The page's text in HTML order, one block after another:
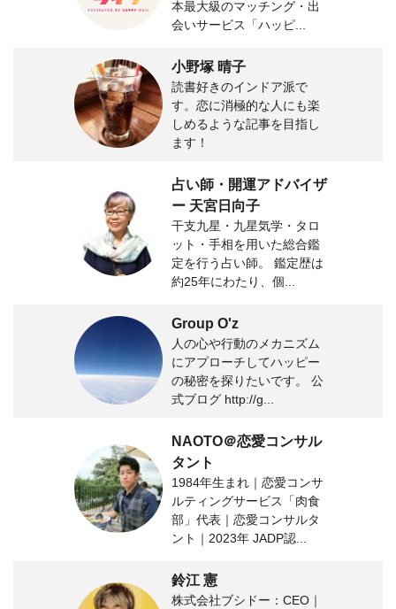
本最大級のマッチング・出
会いサービス「ハッピ...
小野塚 晴子
読書好きのインドア派で
す。恋に消極的な人にも楽
しめるような記事を目指し
ます！
占い師・開運アドバイザ
ー 天宮日向子
干支九星・九星気学・タロ
ット・手相を用いた総合鑑
定を行う占い師。 鑑定歴は
約25年にわたり、個...
Group O'z
人の心や行動のメカニズム
にアプローチしてハッピー
の秘密を探りたいです。 公
式ブログ http://g...
NAOTO＠恋愛コンサル
タント
1984年生まれ｜恋愛コンサ
ルティングサービス「肉食
部」代表｜恋愛コンサルタ
ント｜2023年 JADP認...
鈴江 憲
株式会社ブシドー：CEO｜